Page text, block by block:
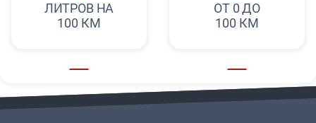
ЛИТРОВ НА
100 КМ
ОТ 0 ДО
100 КМ